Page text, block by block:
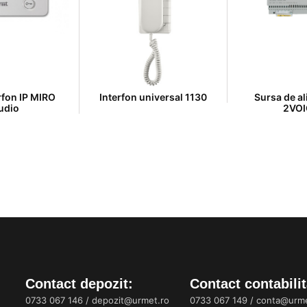
IP MIRO
Interfon universal 1130
Sursa de
Contact depozit:
0733 067 146 / depozit@urmet.ro
Contact
0733 067 149 /